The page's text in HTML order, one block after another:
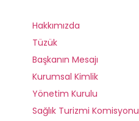
Hakkımızda
Tüzük
Başkanın Mesajı
Kurumsal Kimlik
Yönetim Kurulu
Sağlık Turizmi Komisyonu